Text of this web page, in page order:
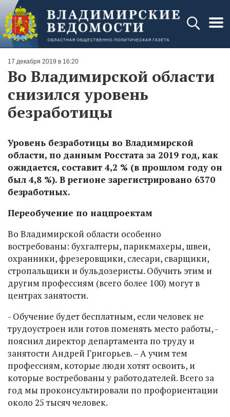
17 декабря 2019 в 16:20
Во Владимирской области
снизился уровень
безработицы
Уровень безработицы во Владимирской
области, по данным Росстата за 2019 год, как
ожидается, составит 4,2 % (в прошлом году он
был 4,8 %). В регионе зарегистрировано 6370
безработных.
Переобучение по нацпроектам
Во Владимирской области особенно
востребованы: бухгалтеры, парикмахеры, швеи,
охранники, фрезеровщики, слесари, сварщики,
стропальщики и бульдозеристы. Обучить этим и
другим профессиям (всего более 100) могут в
центрах занятости.
- Обучение будет бесплатным, если человек не
трудоустроен или готов поменять место работы, -
пояснил директор департамента по труду и
занятости Андрей Григорьев. – А учим тем
профессиям, которые люди хотят освоить, и
которые востребованы у работодателей. Всего за
год мы проконсультировали по профориентации
около 25 тысяч человек.